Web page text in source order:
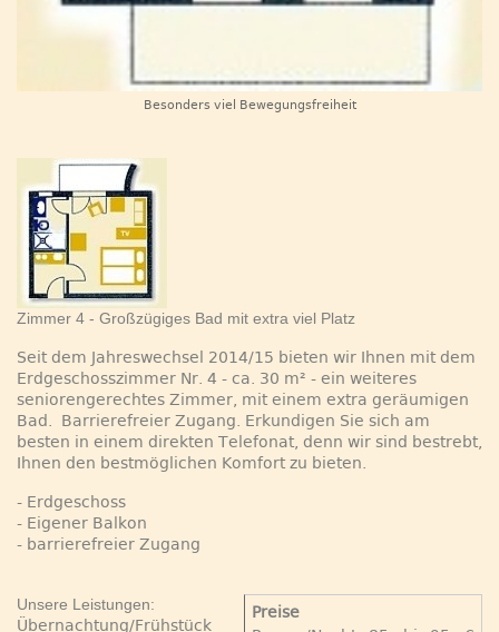
Besonders viel Bewegungsfreiheit
Zimmer 4 - Großzügiges Bad mit extra viel Platz
Seit dem Jahreswechsel 2014/15 bieten wir Ihnen mit dem
Erdgeschosszimmer Nr. 4 - ca. 30 m² - ein weiteres
seniorengerechtes Zimmer, mit einem extra geräumigen
Bad. Barrierefreier Zugang. Erkundigen Sie sich am
besten in einem direkten Telefonat, denn wir sind bestrebt,
Ihnen den bestmöglichen Komfort zu bieten.
- Erdgeschoss
- Eigener Balkon
- barrierefreier Zugang
Preise
Unsere Leistungen:
Übernachtung/Frühstück